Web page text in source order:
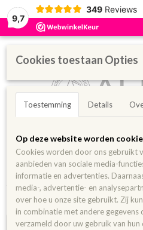
9,7
349 Reviews
Home>Pure oliën>Gezichtsolie
Jojoba
Selecteer 1 of meerdere
Cookies toestaan Opties
Toestemming Details
Op deze website worden
Cookies worden door ons gebruikt
aanbieden van sociale media-
informatie en advertenties.
media-, advertentie- en
over hoe u onze site gebruikt. Zij
in combinatie met andere gegevens
verzameld door uw gebruik van